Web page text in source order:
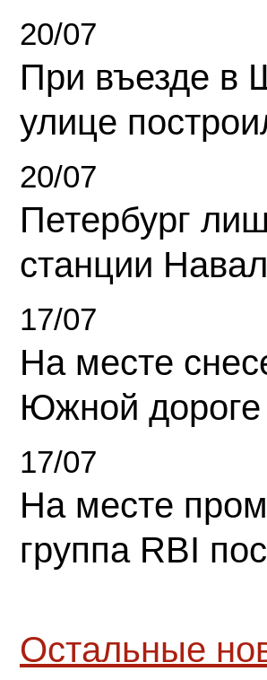
20/07
При въезде в
улице
20/07
Петербург
станции
17/07
На месте
Южной дороге
17/07
На месте
группа RBI
Остальные